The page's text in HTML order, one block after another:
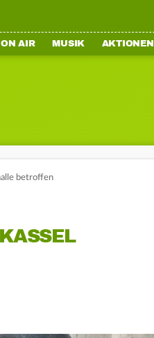
ON AIR MUSIK AKTIONEN
betroffen